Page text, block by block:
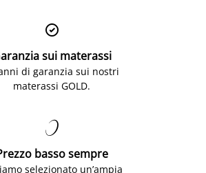

sui materassi
di garanzia sui nostri
materassi GOLD.

basso sempre
selezionato un’ampia